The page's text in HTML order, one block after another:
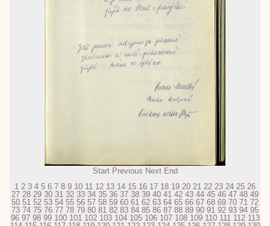
Start Previous Next End
1 2 3 4 5 6 7 8 9 10 11 12 13 14 15 16 17 18 19 20 21 22 23 24 25 26
27 28 29 30 31 32 33 34 35 36 37 38 39 40 41 42 43 44 45 46 47 48 49
50 51 52 53 54 55 56 57 58 59 60 61 62 63 64 65 66 67 68 69 70 71 72
73 74 75 76 77 78 79 80 81 82 83 84 85 86 87 88 89 90 91 92 93 94 95
96 97 98 99 100 101 102 103 104 105 106 107 108 109 110 111 112 113